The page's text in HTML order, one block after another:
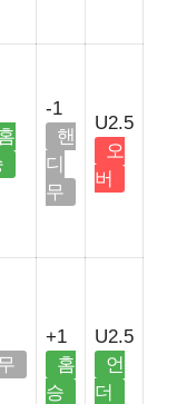
-1
핸
디
무
U2.5
오
버
+1
홈
승
U2.5
언
더